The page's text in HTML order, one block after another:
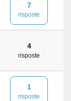
7
risposte
4
risposte
1
risposte